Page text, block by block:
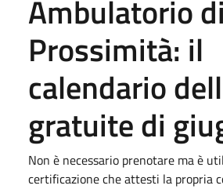
Ambulatorio di
Prossimità: il
calendario
gratuite di
Non è necessario prenotare ma è
certificazione che attesti la propria